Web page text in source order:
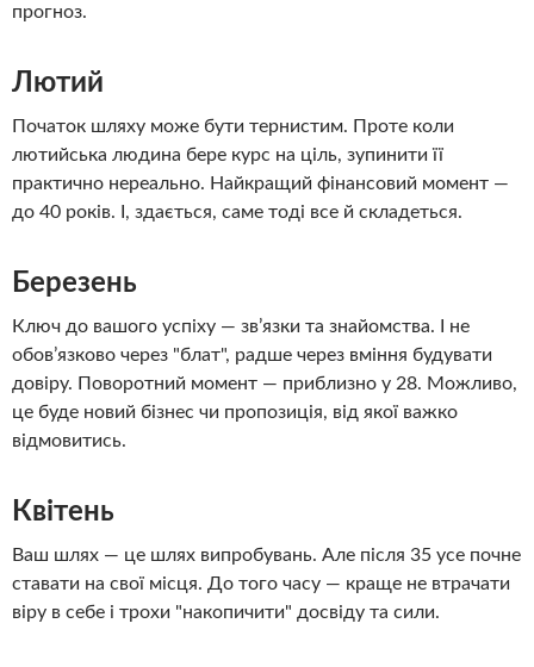
прогноз.
Лютий
Початок шляху може бути тернистим. Проте коли
лютийська людина бере курс на ціль, зупинити її
практично нереально. Найкращий фінансовий момент —
до 40 років. І, здається, саме тоді все й складеться.
Березень
Ключ до вашого успіху — зв’язки та знайомства. І не
обов’язково через "блат", радше через вміння будувати
довіру. Поворотний момент — приблизно у 28. Можливо,
це буде новий бізнес чи пропозиція, від якої важко
відмовитись.
Квітень
Ваш шлях — це шлях випробувань. Але після 35 усе почне
ставати на свої місця. До того часу — краще не втрачати
віру в себе і трохи "накопичити" досвіду та сили.